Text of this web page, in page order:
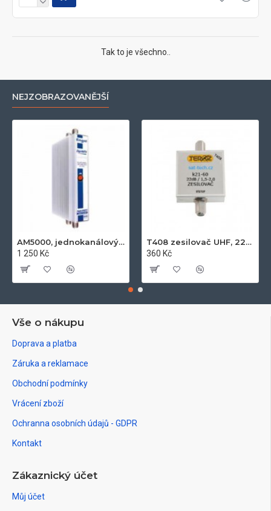
Tak to je všechno..
NEJZOBRAZOVANĚJŠÍ
AM5000, jednokanálový zesilovač UHF k21-k60, 50dB, 122dB
1 250 Kč
T408 zesilovač UHF, 22dB
360 Kč
Vše o nákupu
Doprava a platba
Záruka a reklamace
Obchodní podmínky
Vrácení zboží
Ochranna osobních údajů - GDPR
Kontakt
Zákaznický účet
Můj účet